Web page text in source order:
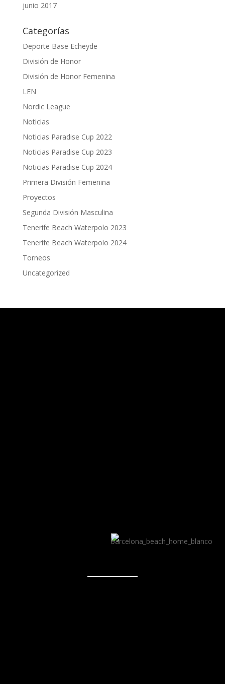
junio 2017
Categorías
Deporte Base Echeyde
División de Honor
División de Honor Femenina
LEN
Nordic League
Noticias
Noticias Paradise Cup 2022
Noticias Paradise Cup 2023
Noticias Paradise Cup 2024
Primera División Femenina
Proyectos
Segunda División Masculina
Tenerife Beach Waterpolo 2023
Tenerife Beach Waterpolo 2024
Torneos
Uncategorized